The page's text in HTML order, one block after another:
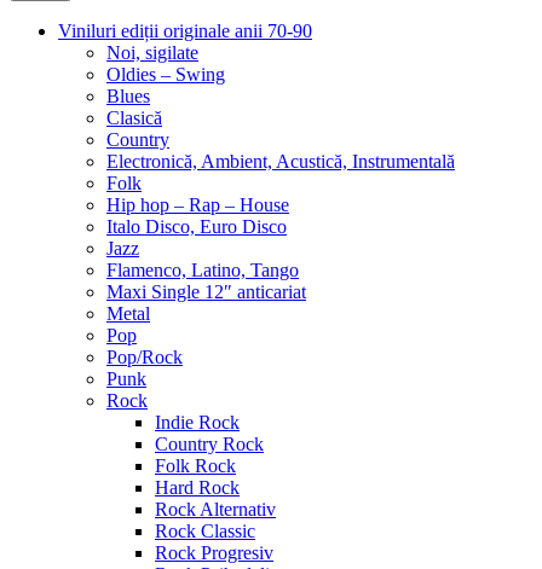
Viniluri ediții originale anii 70-90
Noi, sigilate
Oldies – Swing
Blues
Clasică
Country
Electronică, Ambient, Acustică, Instrumentală
Folk
Hip hop – Rap – House
Italo Disco, Euro Disco
Jazz
Flamenco, Latino, Tango
Maxi Single 12″ anticariat
Metal
Pop
Pop/Rock
Punk
Rock
Indie Rock
Country Rock
Folk Rock
Hard Rock
Rock Alternativ
Rock Classic
Rock Progresiv